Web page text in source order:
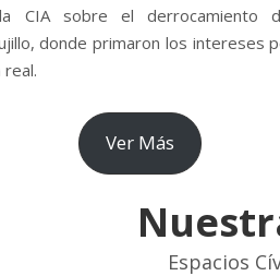
la CIA sobre el derrocamiento
donde primaron los intereses
Ver Más
Espacios